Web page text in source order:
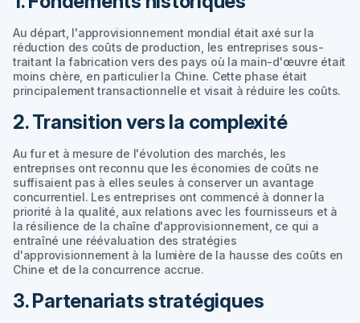
Au départ, l'approvisionnement mondial était axé sur la
réduction des coûts de production, les entreprises sous-
traitant la fabrication vers des pays où la main-d'œuvre était
moins chère, en particulier la Chine. Cette phase était
principalement transactionnelle et visait à réduire les coûts.
2. Transition vers la complexité
Au fur et à mesure de l'évolution des marchés, les
entreprises ont reconnu que les économies de coûts ne
suffisaient pas à elles seules à conserver un avantage
concurrentiel. Les entreprises ont commencé à donner la
priorité à la qualité, aux relations avec les fournisseurs et à
la résilience de la chaîne d'approvisionnement, ce qui a
entraîné une réévaluation des stratégies
d'approvisionnement à la lumière de la hausse des coûts en
Chine et de la concurrence accrue.
3. Partenariats stratégiques